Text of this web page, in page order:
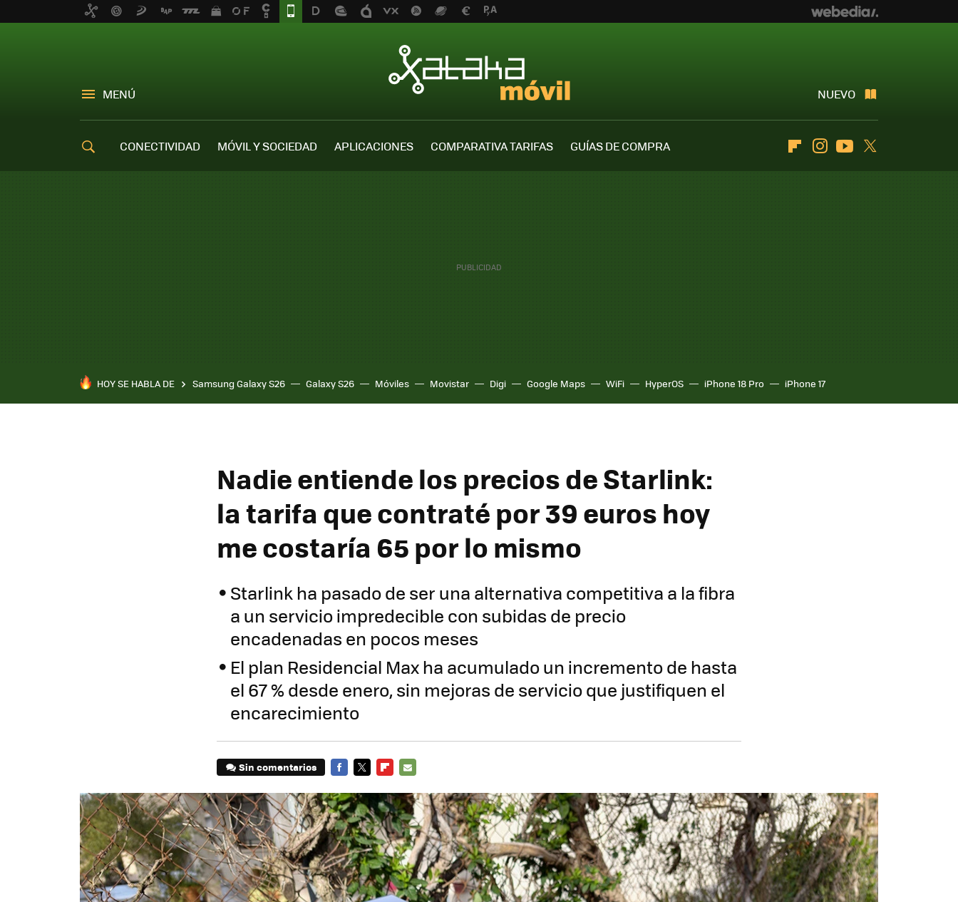
MENÚ NUEVO
CONECTIVIDAD MÓVIL Y SOCIEDAD APLICACIONES COMPARATIVA TARIFAS
GUÍAS DE COMPRA
FlipboardInstagramYoutube
HOY SE HABLA DE Samsung Galaxy S26 Galaxy S26 Móviles Movistar Digi Google Maps WiFi HyperOS iPhone 18 Pro iPhone 17
Nadie entiende los precios de Starlink:
la tarifa que contraté por 39 euros hoy
me costaría 65 por lo mismo
Starlink ha pasado de ser una alternativa competitiva a la fibra
a un servicio impredecible con subidas de precio
encadenadas en pocos meses
El plan Residencial Max ha acumulado un incremento de hasta
el 67 % desde enero, sin mejoras de servicio que justifiquen el
encarecimiento
Sin comentarios
MAIL